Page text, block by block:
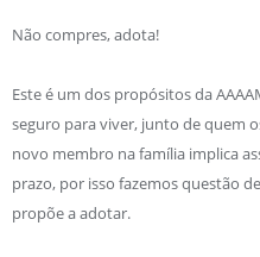
Não compres, adota!
Este é um dos propósitos da
seguro para viver, junto de quem
novo membro na família implica
prazo, por isso fazemos questão
propõe a adotar.